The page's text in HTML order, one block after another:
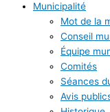
Municipalité
Mot de la
Conseil
Équipe
Comités
Séances
Avis